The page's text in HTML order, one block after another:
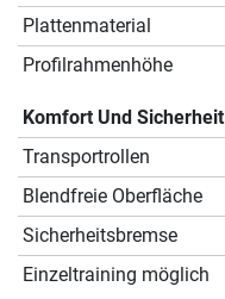
Plattenmaterial
Profilrahmenhöhe
Komfort Und Sicherheit
Transportrollen
Blendfreie Oberfläche
Sicherheitsbremse
Einzeltraining möglich